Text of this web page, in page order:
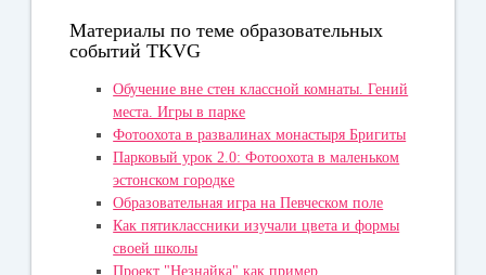
Материалы по теме образовательных
событий TKVG
Обучение вне стен классной комнаты. Гений
места. Игры в парке
Фотоохота в развалинах монастыря Бригиты
Парковый урок 2.0: Фотоохота в маленьком
эстонском городке
Образовательная игра на Певческом поле
Как пятиклассники изучали цвета и формы
своей школы
Проект "Незнайка" как пример